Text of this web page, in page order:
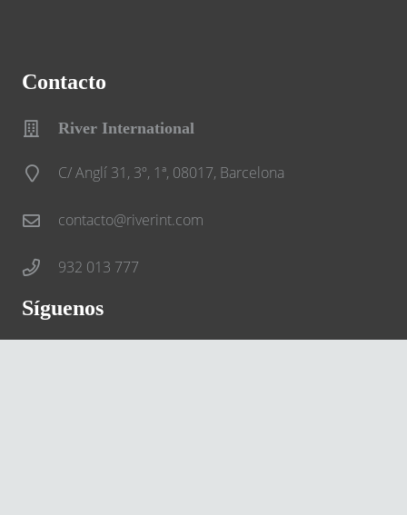
Contacto
River International
C/ Anglí 31, 3º, 1ª, 08017, Barcelona
contacto@riverint.com
932 013 777
Síguenos